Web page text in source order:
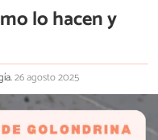
lo hacen y
26 agosto 2025